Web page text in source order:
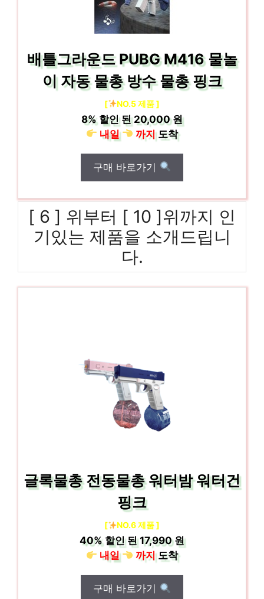
배틀그라운드 PUBG M416 물놀
이 자동 물총 방수 물총 핑크
[ NO.5 제품 ]
8% 할인 된20,000 원
내일
까지도착
구매 바로가기
[ 6 ] 위부터 [ 10 ]위까지 인
기있는 제품을 소개드립니
다.
글록물총 전동물총 워터밤 워터건
핑크
[ NO.6 제품 ]
40%할인 된17,990 원
내일
까지도착
구매 바로가기